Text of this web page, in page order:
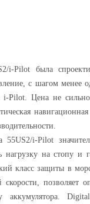
i-Pilot была
с шагом менее
Pilot. Цена не
55US2/i-Pilot
нагрузку на стопу и
класс защиты в
позволяет
аккумулятора.